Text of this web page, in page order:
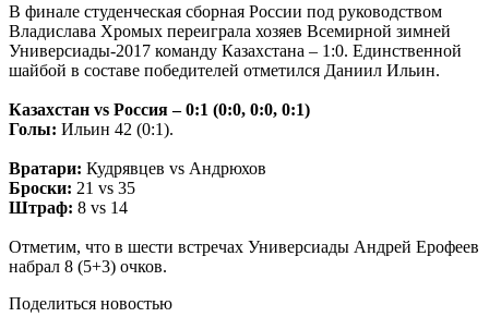
В финале студенческая сборная России под руководством
Владислава Хромых переиграла хозяев Всемирной зимней
Универсиады-2017 команду Казахстана – 1:0. Единственной
шайбой в составе победителей отметился Даниил Ильин.
Казахстан vs Россия – 0:1 (0:0, 0:0, 0:1)
Голы: Ильин 42 (0:1).
Вратари: Кудрявцев vs Андрюхов
Броски: 21 vs 35
Штраф: 8 vs 14
Отметим, что в шести встречах Универсиады Андрей Ерофеев
набрал 8 (5+3) очков.
Поделиться новостью